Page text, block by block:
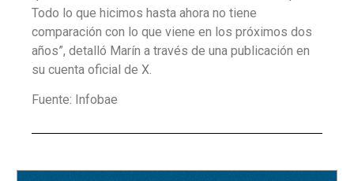
Todo lo que hicimos hasta ahora no tiene
comparación con lo que viene en los próximos dos
años”, detalló Marín a través de una publicación en
su cuenta oficial de X.
Fuente: Infobae